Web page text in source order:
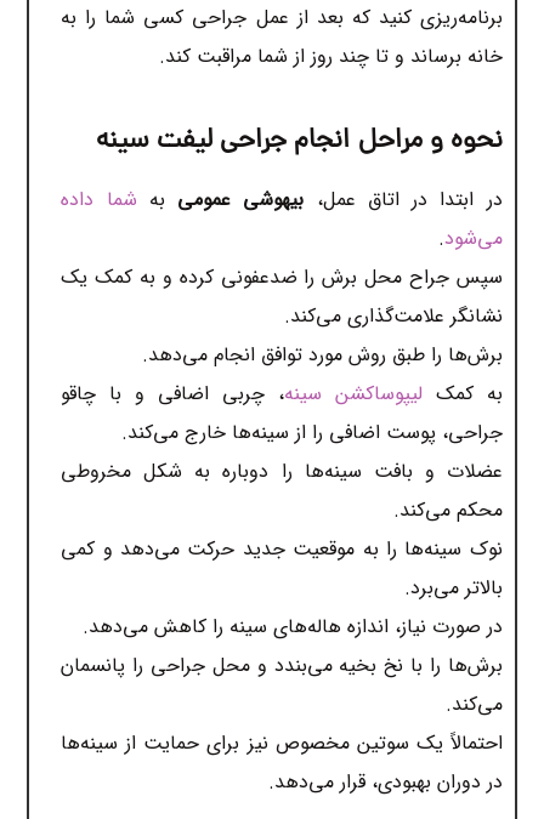
برنامه‌ریزی کنید که بعد از عمل جراحی کسی شما را به
خانه برساند و تا چند روز از شما مراقبت کند.
نحوه و مراحل انجام جراحی لیفت سینه
در ابتدا در اتاق عمل، بیهوشی عمومی به شما داده
می‌شود.
سپس جراح محل برش را ضدعفونی کرده و به کمک یک
نشانگر علامت‌گذاری می‌کند.
برش‌ها را طبق روش مورد توافق انجام می‌دهد.
به کمک لیپوساکشن سینه، چربی اضافی و با چاقو
جراحی، پوست اضافی را از سینه‌‌ها خارج می‌کند.
عضلات و بافت سینه‌‌ها را دوباره به شکل مخروطی
محکم می‌کند.
نوک سینه‌ها را به موقعیت جدید حرکت می‌دهد و کمی
بالاتر می‌برد.
در صورت نیاز، اندازه هاله‌های سینه را کاهش می‌دهد.
برش‌ها را با نخ بخیه می‌بندد و محل جراحی را پانسمان
می‌کند.
احتمالاً یک سوتین مخصوص نیز برای حمایت از سینه‌ها
در دوران بهبودی، قرار می‌دهد.